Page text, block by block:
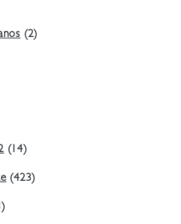
(2)
(14)
(423)